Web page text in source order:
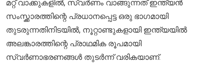
മറ്റ് വാക്കുകളിൽ, സ്വർണം വാങ്ങുന്നത് ഇന്ത്യൻ
സംസ്ക്കാരത്തിന്റെ പ്രധാനപ്പെട്ട ഒരു ഭാഗമായി
തുടരുന്നതിനിടയിൽ, നൂറ്റാണ്ടുകളായി ഇന്ത്യയിൽ
അലങ്കാരത്തിന്റെ പ്രാഥമിക രൂപമായി
സ്വർണാഭരണങ്ങൾ തുടർന്ന് വരികയാണ്.